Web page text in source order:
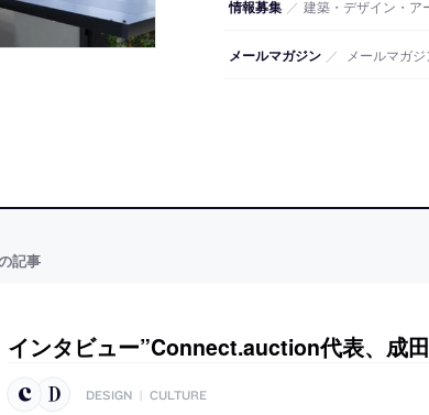
情報募集 ／ 建築・デザイン・ア
メールマガジン ／ メールマガ
記事
インタビュー”Connect.auction代表、成
DESIGN | CULTURE